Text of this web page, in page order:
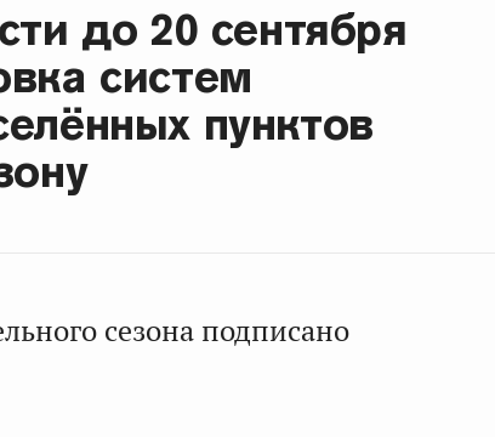
до 20 сентября
систем
пунктов
сезона подписано